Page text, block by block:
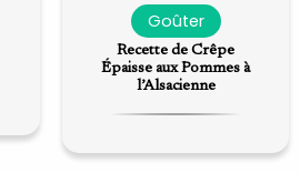
Goûter
Recette de Crêpe
Épaisse aux Pommes à
l’Alsacienne